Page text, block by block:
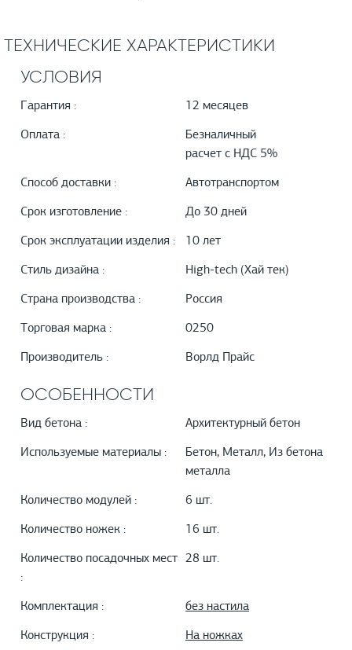
ТЕХНИЧЕСКИЕ ХАРАКТЕРИСТИКИ
УСЛОВИЯ
Гарантия : 12 месяцев
Оплата :
Безналичный
расчет с НДС 5%
Способ доставки : Автотранспортом
Срок изготовление : До 30 дней
Срок эксплуатации изделия : 10 лет
Стиль дизайна : High-tech (Хай тек)
Страна производства : Россия
Торговая марка : 0250
Производитель : Ворлд Прайс
ОСОБЕННОСТИ
Вид бетона : Архитектурный бетон
Используемые материалы :
Бетон, Металл, Из бетона
металла
Количество модулей : 6 шт.
Количество ножек : 16 шт.
Количество посадочных мест
:
28 шт.
Комплектация : без настила
Конструкция : На ножках